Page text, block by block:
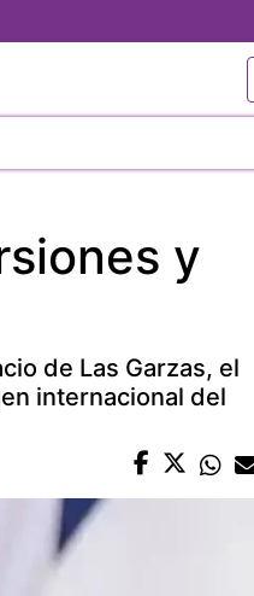
y
de Las Garzas, el
internacional del